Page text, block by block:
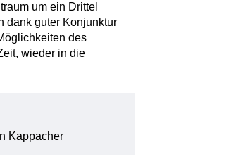
um ein Drittel
dank guter Konjunktur
des
wieder in die
Kappacher